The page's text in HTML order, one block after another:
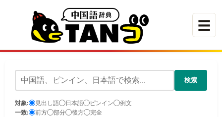
☰
検索
対象: 見出し語 日本語 ピンイン 例文
一致: 前方 部分 後方 完全